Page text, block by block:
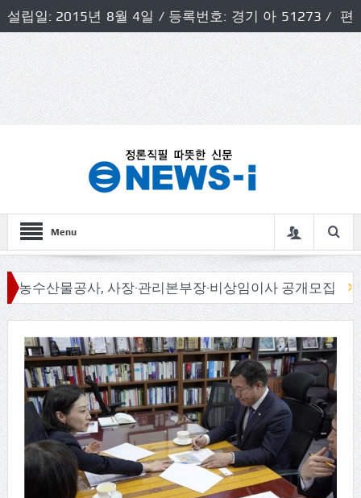
설립일: 2015년 8월 4일 / 등록번호: 경기 아 51273 / 편
집인 및 발행인: 허득천 / 개인정보책임자 및 청소년보호호
책임자: 최상규
Menu
물공사, 사장·관리본부장·비상임이사 공개모집 신동화